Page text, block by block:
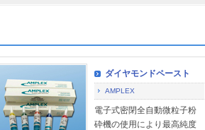
ダイヤモンドペースト
AMPLEX
電子式密閉全自動微粒子粉
砕機の使用により最高純度